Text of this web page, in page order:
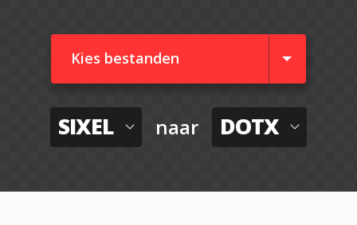
Kies bestanden
SIXEL naar DOTX